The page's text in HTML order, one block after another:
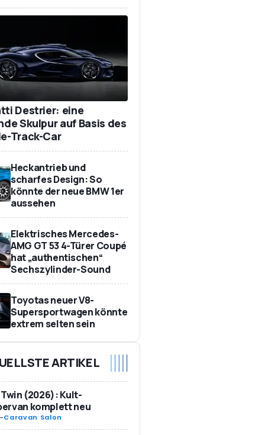
Destrier: eine
Skulpur auf Basis des
Track-Car
Heckantrieb und
scharfes Design: So
könnte der neue BMW 1er
aussehen
Elektrisches Mercedes-
AMG GT 53 4-Türer Coupé
hat „authentischen“
Sechszylinder-Sound
Toyotas neuer V8-
Supersportwagen könnte
extrem selten sein
ARTIKEL
(2026): Kult-
komplett neu
-Caravan Salon